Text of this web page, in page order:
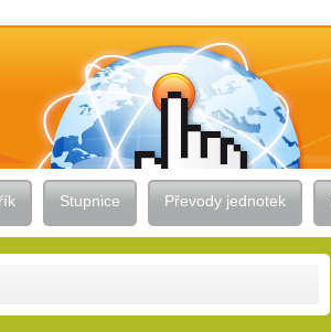
Stupnice Převody jednotek